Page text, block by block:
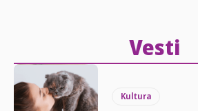
Vesti
Kultura